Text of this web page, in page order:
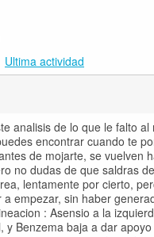
Ultima actividad
analisis de lo que le falto
encontrar cuando te
de mojarte, se vuelven
no dudas de que saldras
lentamente por cierto,
empezar, sin haber
: Asensio a la
y Benzema baja a dar